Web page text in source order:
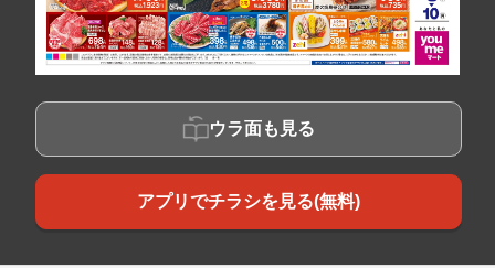
ウラ面も見る
アプリでチラシを見る(無料)